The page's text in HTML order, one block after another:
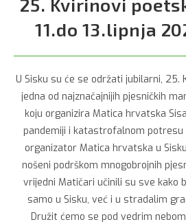
25. Kvirinovi
11.do 13.lipnja
U Sisku su će se održati jubilarni, 25.
jedna od najznačajnijih pjesničkih
koju organizira Matica hrvatska
pandemiji i katastrofalnom potresu
organizator Matica hrvatska u
nošeni podrškom mnogobrojnih
vrijedni Matičari učinili su sve kako
samo u Sisku, već i u stradalim
Družit ćemo se pod vedrim